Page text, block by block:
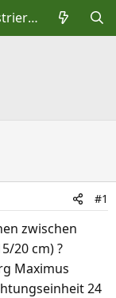
Registrieren
#1
zwischen
20 cm) ?
Maximus
24